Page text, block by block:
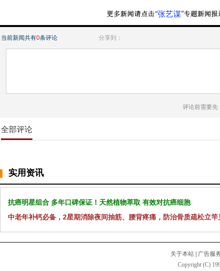
“张艺谋”
当前新闻共有0条评论 分享到：
评论前需要先
全部评论
实用资讯
抗癌明星组合 多年口碑保证！天然植物萃取 有效对抗癌细胞
中老年补钙必备，2星期消除夜间抽筋、腰背疼痛，防治骨质疏松立竿
关于本站
广告服
Copyright (C)